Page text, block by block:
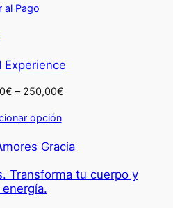
al Pago
Experience
€ – 250,00€Rango
220,00€
250,00€
opción
Transforma tu cuerpo y